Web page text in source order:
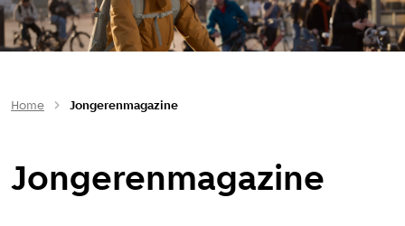
Home Jongerenmagazine
Jongerenmagazine